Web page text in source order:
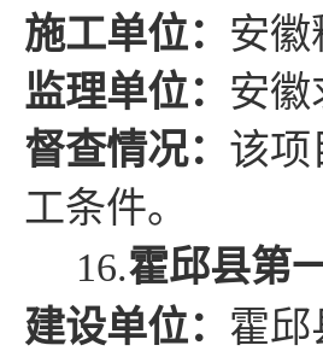
施工单位： 安徽
监理单位： 安徽
督查情况： 该项
工条件。
16.霍邱县第
建设单位： 霍邱